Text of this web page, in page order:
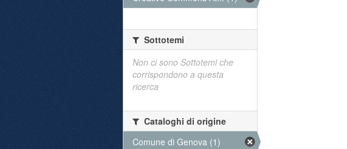
Sottotemi
Non ci sono Sottotemi che
corrispondono a questa
ricerca
Cataloghi di origine
Comune di Genova (1)